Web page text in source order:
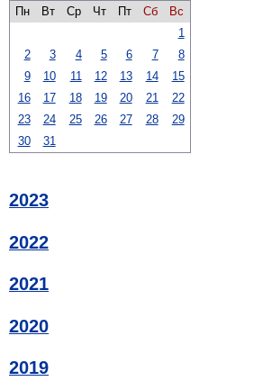
Пн
Вт Ср Чт Пт Сб
Вс
1
2
3 4 5 6 7
8
9
10 11 12 13 14
15
16
17 18 19 20 21
22
23
24 25 26 27 28
29
30
31
2023
2022
2021
2020
2019